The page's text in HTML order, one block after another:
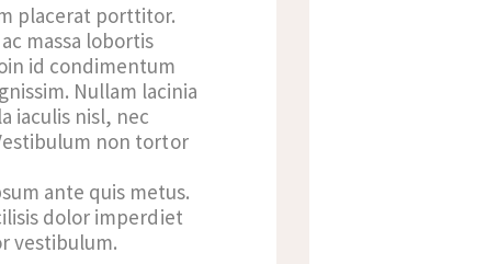
placerat porttitor.
massa lobortis
id condimentum
Nullam lacinia
iaculis nisl, nec
non tortor
ante quis metus.
dolor imperdiet
vestibulum.